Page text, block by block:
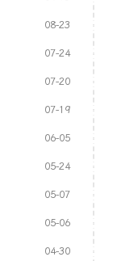
08-23
07-24
07-20
07-19
06-05
05-24
05-07
05-06
04-30